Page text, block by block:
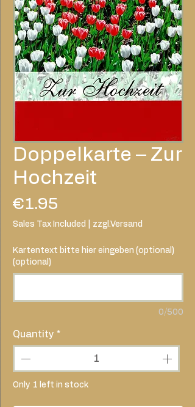
Doppelkarte – Zur
Hochzeit
€1.95
Sales Tax Included zzgl.Versand
Kartentext bitte hier eingeben (optional)
(optional)
0/500
Quantity *
Only 1 left in stock